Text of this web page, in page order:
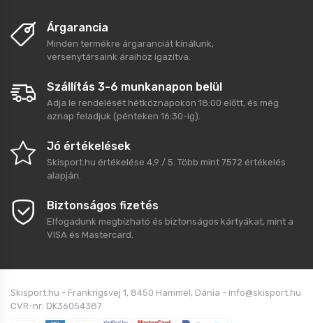
Árgarancia
Minden termékre árgaranciát kínálunk,
versenytársaink áraihoz igazítva.
Szállítás 3-6 munkanapon belül
Adja le rendelését hétköznapokon 18:00 előtt, és még
aznap feladjuk (pénteken 16:30-ig).
Jó értékelések
Skisport.hu értékelése 4,9 / 5. Több mint 7572 értékelés
alapján.
Biztonságos fizetés
Elfogadunk megbízható és biztonságos kártyákat, mint a
VISA és Mastercard.
Skisport.hu - Frankrigsvej 1, 8450 Hammel, Dánia - info@skisport.hu
CVR-nr: DK36054387